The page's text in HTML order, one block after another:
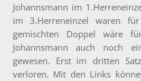
Johannsmann im
im 3.Herreneinzelwaren
gemischten Doppel wäre
Johannsmann auch noch
gewesen. Erst im dritten
verloren. Mit den Links